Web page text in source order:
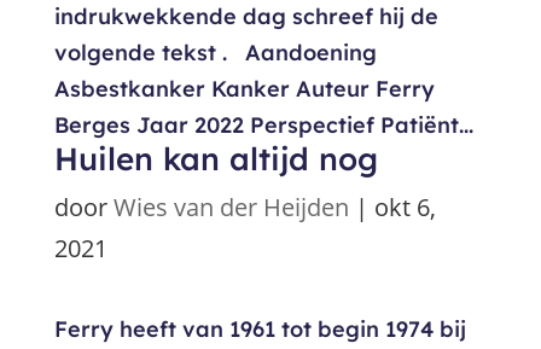
indrukwekkende dag schreef hij de
volgende tekst . Aandoening
Asbestkanker Kanker Auteur Ferry
Berges Jaar 2022 Perspectief Patiënt...
Huilen kan altijd nog
doorWies van der Heijden | okt 6,
2021
Ferry heeft van 1961 tot begin 1974 bij